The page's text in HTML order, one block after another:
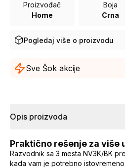
Proizvođač
Home
Boja
Crna
Pogledaj više o proizvodu
Sve Šok akcije
Opis proizvoda
Praktično rešenje za više
Razvodnik sa 3 mesta NV3K/BK
kada vam je potrebno